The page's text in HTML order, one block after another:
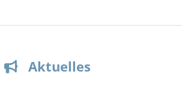
Aktuelles